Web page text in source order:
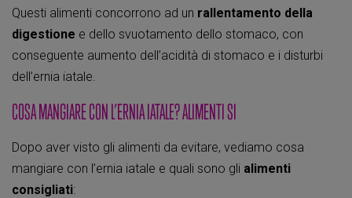
Questi alimenti concorrono ad un rallentamento della
digestione e dello svuotamento dello stomaco, con
conseguente aumento dell’acidità di stomaco e i disturbi
dell’ernia iatale.
COSA MANGIARE CON L’ERNIA IATALE? ALIMENTI SI
Dopo aver visto gli alimenti da evitare, vediamo cosa
mangiare con l’ernia iatale e quali sono gli alimenti
consigliati: